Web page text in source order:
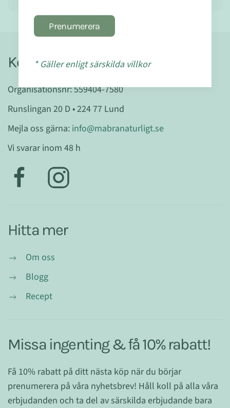
Kontakt
Organisationsnr: 559404-7580
Runslingan 20 D • 224 77 Lund
Mejla oss gärna: info@mabranaturligt.se
Vi svarar inom 48 h
Hitta mer
Om oss
Blogg
Recept
Missa ingenting & få 10% rabatt!
Få 10% rabatt på ditt nästa köp när du börjar
prenumerera på våra nyhetsbrev! Håll koll på alla våra
erbjudanden och ta del av särskilda erbjudande bara
Prenumerera
* Gäller enligt särskilda villkor